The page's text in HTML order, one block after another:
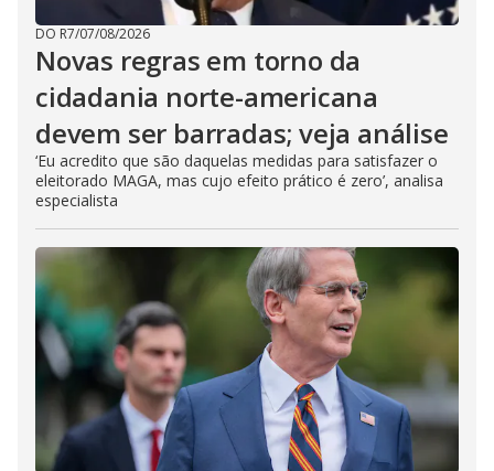
DO R7/07/08/2026
Novas regras em torno da
cidadania norte-americana
devem ser barradas; veja análise
‘Eu acredito que são daquelas medidas para satisfazer o
eleitorado MAGA, mas cujo efeito prático é zero’, analisa
especialista